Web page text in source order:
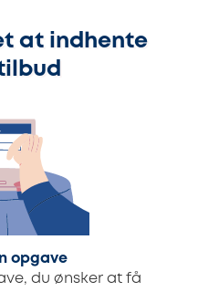
at indhente
opgave
du ønsker at få